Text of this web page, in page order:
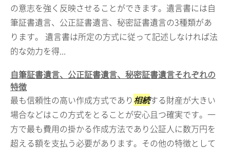
の意志を強く反映させることができます。遺言書には自
筆証書遺言、公正証書遺言、秘密証書遺言の3種類があ
ります。 遺言書は所定の方式に従って記述しなければ法
的な効力を得...
自筆証書遺言、公正証書遺言、秘密証書遺言それぞれの
特徴
最も信頼性の高い作成方式であり相続する財産が大きい
場合などはこの方式をとることが安心且つ確実です。一
方で最も費用の掛かる作成方法であり公証人に数万円を
超える額を支払う必要があります。その他の特徴として